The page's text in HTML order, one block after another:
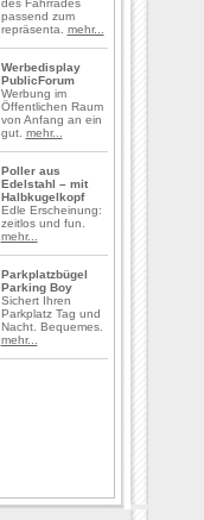
des Fahrrades
passend zum
repräsenta. mehr...
Werbedisplay
PublicForum
Werbung im
Öffentlichen Raum
von Anfang an ein
gut. mehr...
Poller aus
Edelstahl – mit
Halbkugelkopf
Edle Erscheinung:
zeitlos und fun.
mehr...
Parkplatzbügel
Parking Boy
Sichert Ihren
Parkplatz Tag und
Nacht. Bequemes.
mehr...